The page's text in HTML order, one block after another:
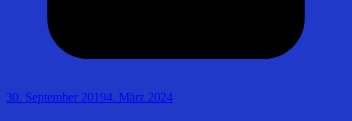
30. September 20194. März 2024